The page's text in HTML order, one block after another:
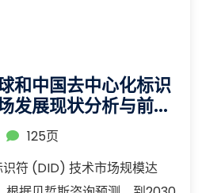
和中国去中心化标识
发展现状分析与前景
125页
符 (DID) 技术市场规模达